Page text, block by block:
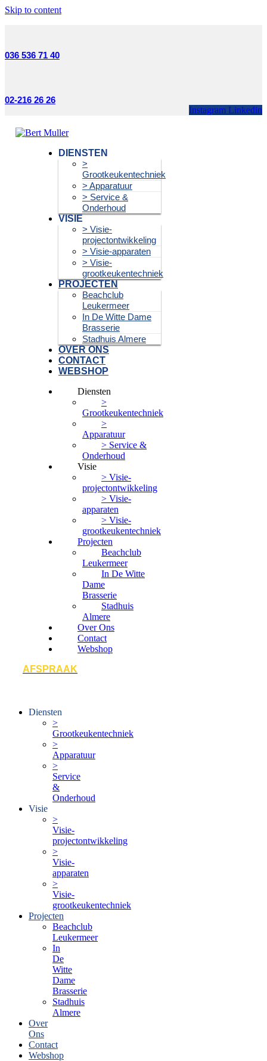
Skip to content
036 536 71 40
02-216 26 26
Instagram Linkedin
DIENSTEN
>
Grootkeukentechniek
> Apparatuur
> Service &
Onderhoud
VISIE
> Visie-
projectontwikkeling
> Visie-apparaten
> Visie-
grootkeukentechniek
PROJECTEN
Beachclub
Leukermeer
In De Witte Dame
Brasserie
Stadhuis Almere
OVER ONS
CONTACT
WEBSHOP
Diensten
>
Grootkeukentechniek
>
Apparatuur
> Service &
Onderhoud
Visie
> Visie-
projectontwikkeling
> Visie-
apparaten
> Visie-
grootkeukentechniek
Projecten
Beachclub
Leukermeer
In De Witte
Dame
Brasserie
Stadhuis
Almere
Over Ons
Contact
Webshop
AFSPRAAK
Diensten
>
Grootkeukentechniek
>
Apparatuur
>
Service
&
Onderhoud
Visie
>
Visie-
projectontwikkeling
>
Visie-
apparaten
>
Visie-
grootkeukentechniek
Projecten
Beachclub
Leukermeer
In
De
Witte
Dame
Brasserie
Stadhuis
Almere
Over
Ons
Contact
Webshop